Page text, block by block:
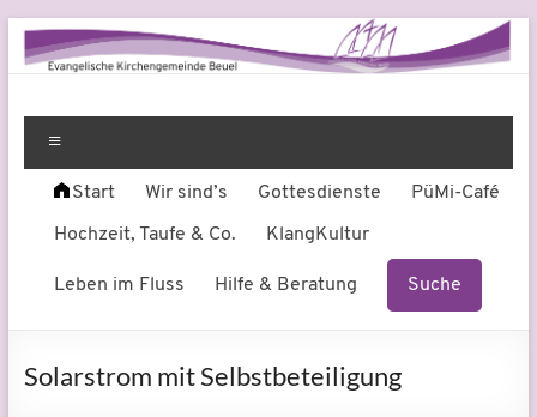
Zum
Inhalt
springen
Evangelische
Kirchengemeinde
Beuel
am
Start Wir sind’s Gottesdienste PüMi-Café
Hochzeit, Taufe & Co. KlangKultur
Leben im Fluss Hilfe & Beratung Suche
Solarstrom mit Selbstbeteiligung